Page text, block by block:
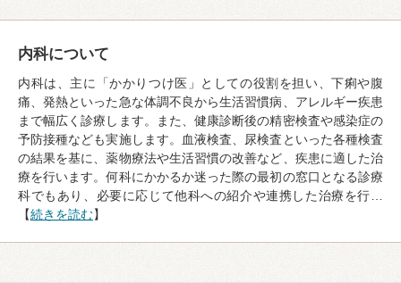
内科について
内科は、主に「かかりつけ医」としての役割を担い、下痢や腹
痛、発熱といった急な体調不良から生活習慣病、アレルギー疾患
まで幅広く診療します。また、健康診断後の精密検査や感染症の
予防接種なども実施します。血液検査、尿検査といった各種検査
の結果を基に、薬物療法や生活習慣の改善など、疾患に適した治
療を行います。何科にかかるか迷った際の最初の窓口となる診療
科でもあり、必要に応じて他科への紹介や連携した治療を行…
【続きを読む】